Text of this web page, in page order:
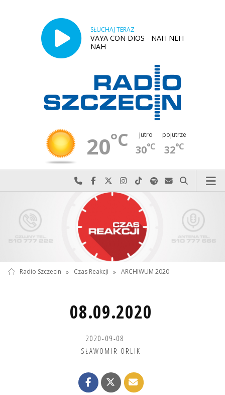
SŁUCHAJ TERAZ
VAYA CON DIOS - NAH NEH
NAH
20°C jutro
30°C
pojutrze
32°C
Najlepiej po prostu do nas zadzwoń
Odwiedź nas na Facebook-u
Odwiedź nas na X
Odwiedź nas na Instagram-ie
Odwiedź nas na TikTok-u
Szukaj nas na Spotify
Wyślij do nas
Szukaj
Radio Szczecin » Czas Reakcji » ARCHIWUM 2020
08.09.2020
2020-09-08
SŁAWOMIR ORLIK